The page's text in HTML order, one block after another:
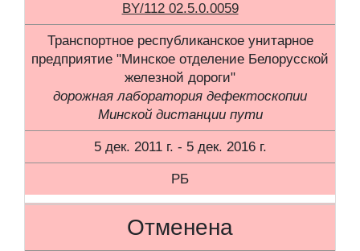
BY/112 02.5.0.0059
Транспортное республиканское унитарное
предприятие "Минское отделение Белорусской
железной дороги"
дорожная лаборатория дефектоскопии
Минской дистанции пути
5 дек. 2011 г. - 5 дек. 2016 г.
РБ
Отменена